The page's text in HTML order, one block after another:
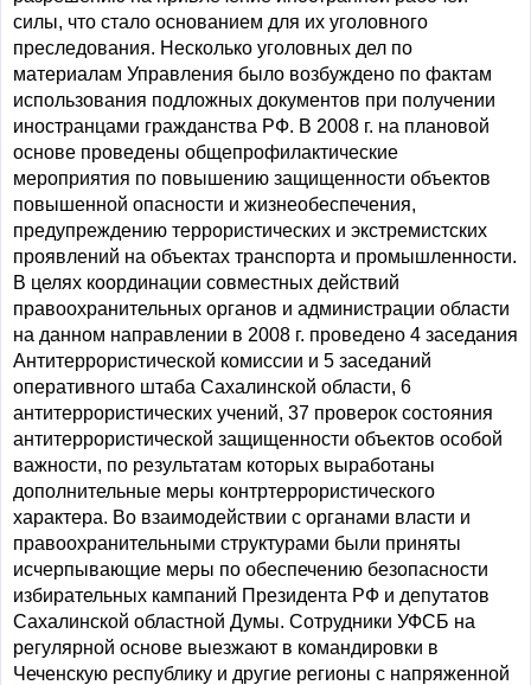
силы, что стало основанием для их уголовного
преследования. Несколько уголовных дел по
материалам Управления было возбуждено по фактам
использования подложных документов при получении
иностранцами гражданства РФ. В 2008 г. на плановой
основе проведены общепрофилактические
мероприятия по повышению защищенности объектов
повышенной опасности и жизнеобеспечения,
предупреждению террористических и экстремистских
проявлений на объектах транспорта и промышленности.
В целях координации совместных действий
правоохранительных органов и администрации области
на данном направлении в 2008 г. проведено 4 заседания
Антитеррористической комиссии и 5 заседаний
оперативного штаба Сахалинской области, 6
антитеррористических учений, 37 проверок состояния
антитеррористической защищенности объектов особой
важности, по результатам которых выработаны
дополнительные меры контртеррористического
характера. Во взаимодействии с органами власти и
правоохранительными структурами были приняты
исчерпывающие меры по обеспечению безопасности
избирательных кампаний Президента РФ и депутатов
Сахалинской областной Думы. Сотрудники УФСБ на
регулярной основе выезжают в командировки в
Чеченскую республику и другие регионы с напряженной